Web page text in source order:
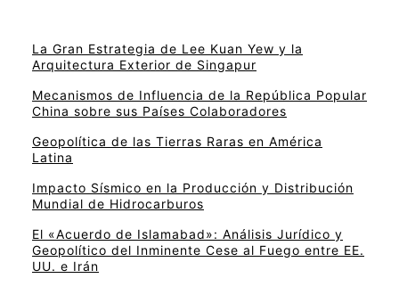
La Gran Estrategia de Lee Kuan Yew y la
Arquitectura Exterior de Singapur
Mecanismos de Influencia de la República Popular
China sobre sus Países Colaboradores
Geopolítica de las Tierras Raras en América
Latina
Impacto Sísmico en la Producción y Distribución
Mundial de Hidrocarburos
El «Acuerdo de Islamabad»: Análisis Jurídico y
Geopolítico del Inminente Cese al Fuego entre EE.
UU. e Irán